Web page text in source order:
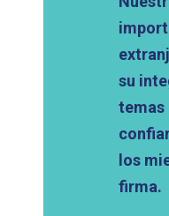
su
temas
los
firma.